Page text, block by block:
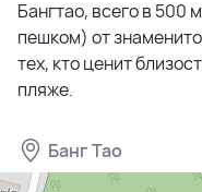
Бангтао, всего в 500
пешком) от
тех, кто ценит
пляже.
Банг Тао